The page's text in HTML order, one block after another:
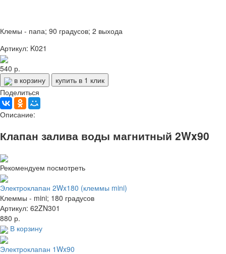
Клемы - папа; 90 градусов; 2 выхода
Артикул: K021
540 р.
в корзину
купить в 1 клик
Поделиться
Описание:
Клапан залива воды магнитный 2Wx90
Рекомендуем посмотреть
Электроклапан 2Wx180 (клеммы mini)
Клеммы - mini; 180 градусов
Артикул: 62ZN301
880 р.
В корзину
Электроклапан 1Wx90